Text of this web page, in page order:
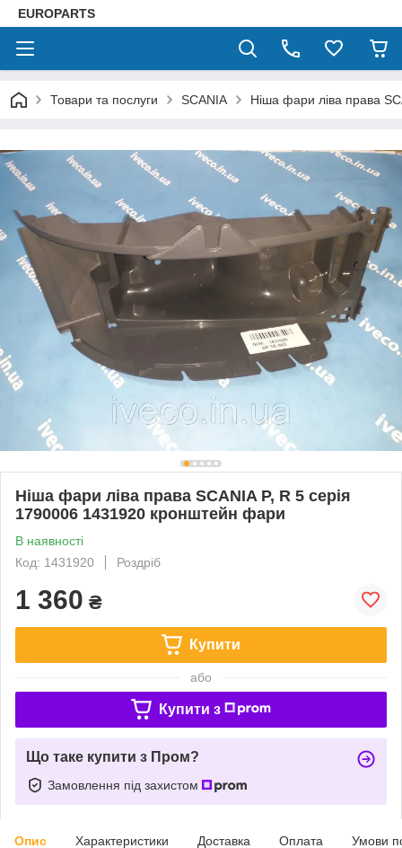
EUROPARTS
Товари та послуги SCANIA Ніша фари ліва права
Ніша фари ліва права SCANIA P, R 5 серія
1790006 1431920 кронштейн фари
В наявності
Код: 1431920
Роздріб
1 360 ₴
Купити
або
Купити з
Що таке купити з Пром?
Замовлення під захистом
Опис Характеристики Доставка Оплата Умови